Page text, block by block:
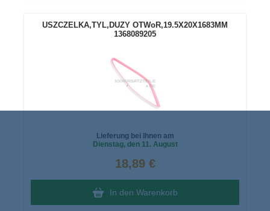
USZCZELKA,TYL,DUZY OTWoR,19.5X20X1683MM
1368089205
Lieferung bei Ihnen am
Dienstag, den 11. August
18,89 €
In den Warenkorb